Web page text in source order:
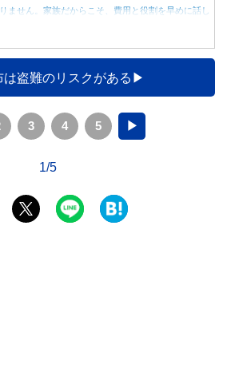
ません。家族だからこそ、費用と役割を早めに話し
盗難のリスクがある
3 4 5 ▶
1/5